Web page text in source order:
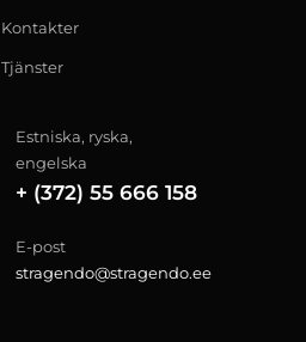
Kontakter
Tjänster
Estniska, ryska,
engelska
+ (372) 55 666 158
E-post
stragendo@stragendo.ee